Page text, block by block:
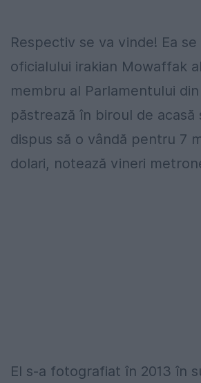
Respectiv se va vinde! Ea
oficialului irakian Mowaffak
membru al Parlamentului
păstrează în biroul de acasă
dispus să o vândă pentru 7
dolari, notează vineri
El s-a fotografiat în 2013 în